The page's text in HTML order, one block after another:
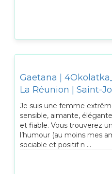
Gaetana |
La Réunion | Saint-
Je suis une femme
sensible, aimante,
et fiable. Vous trouverez
l’humour (au moins mes
sociable et positif n ...